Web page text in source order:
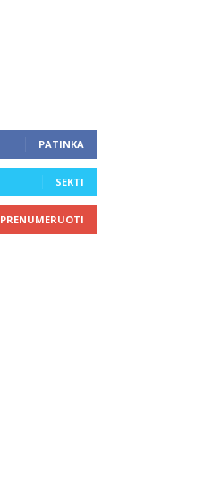
PATINKA
SEKTI
PRENUMERUOTI